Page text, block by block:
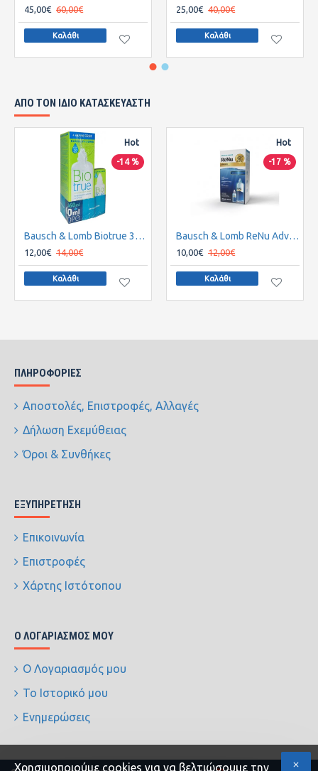
45,00€ 60,00€
Καλάθι
25,00€ 40,00€
Καλάθι
ΑΠΌ ΤΟΝ ΊΔΙΟ ΚΑΤΑΣΚΕΥΑΣΤΉ
Hot
-14 %
Bausch & Lomb Biotrue 360ml + extra Bottle 60ml
12,00€ 14,00€
Καλάθι
Hot
-17 %
Bausch & Lomb ReNu Advanced 360ml + 60ml.Υγρό φακών επαφής.
10,00€ 12,00€
Καλάθι
ΠΛΗΡΟΦΟΡΊΕΣ
Αποστολές, Επιστροφές, Αλλαγές
Δήλωση Εχεμύθειας
Όροι & Συνθήκες
ΕΞΥΠΗΡΈΤΗΣΗ
Επικοινωνία
Επιστροφές
Χάρτης Ιστότοπου
Ο ΛΟΓΑΡΙΑΣΜΌΣ ΜΟΥ
Ο Λογαριασμός μου
Το Ιστορικό μου
Ενημερώσεις
Xρησιμοποιούμε cookies για να βελτιώσουμε την